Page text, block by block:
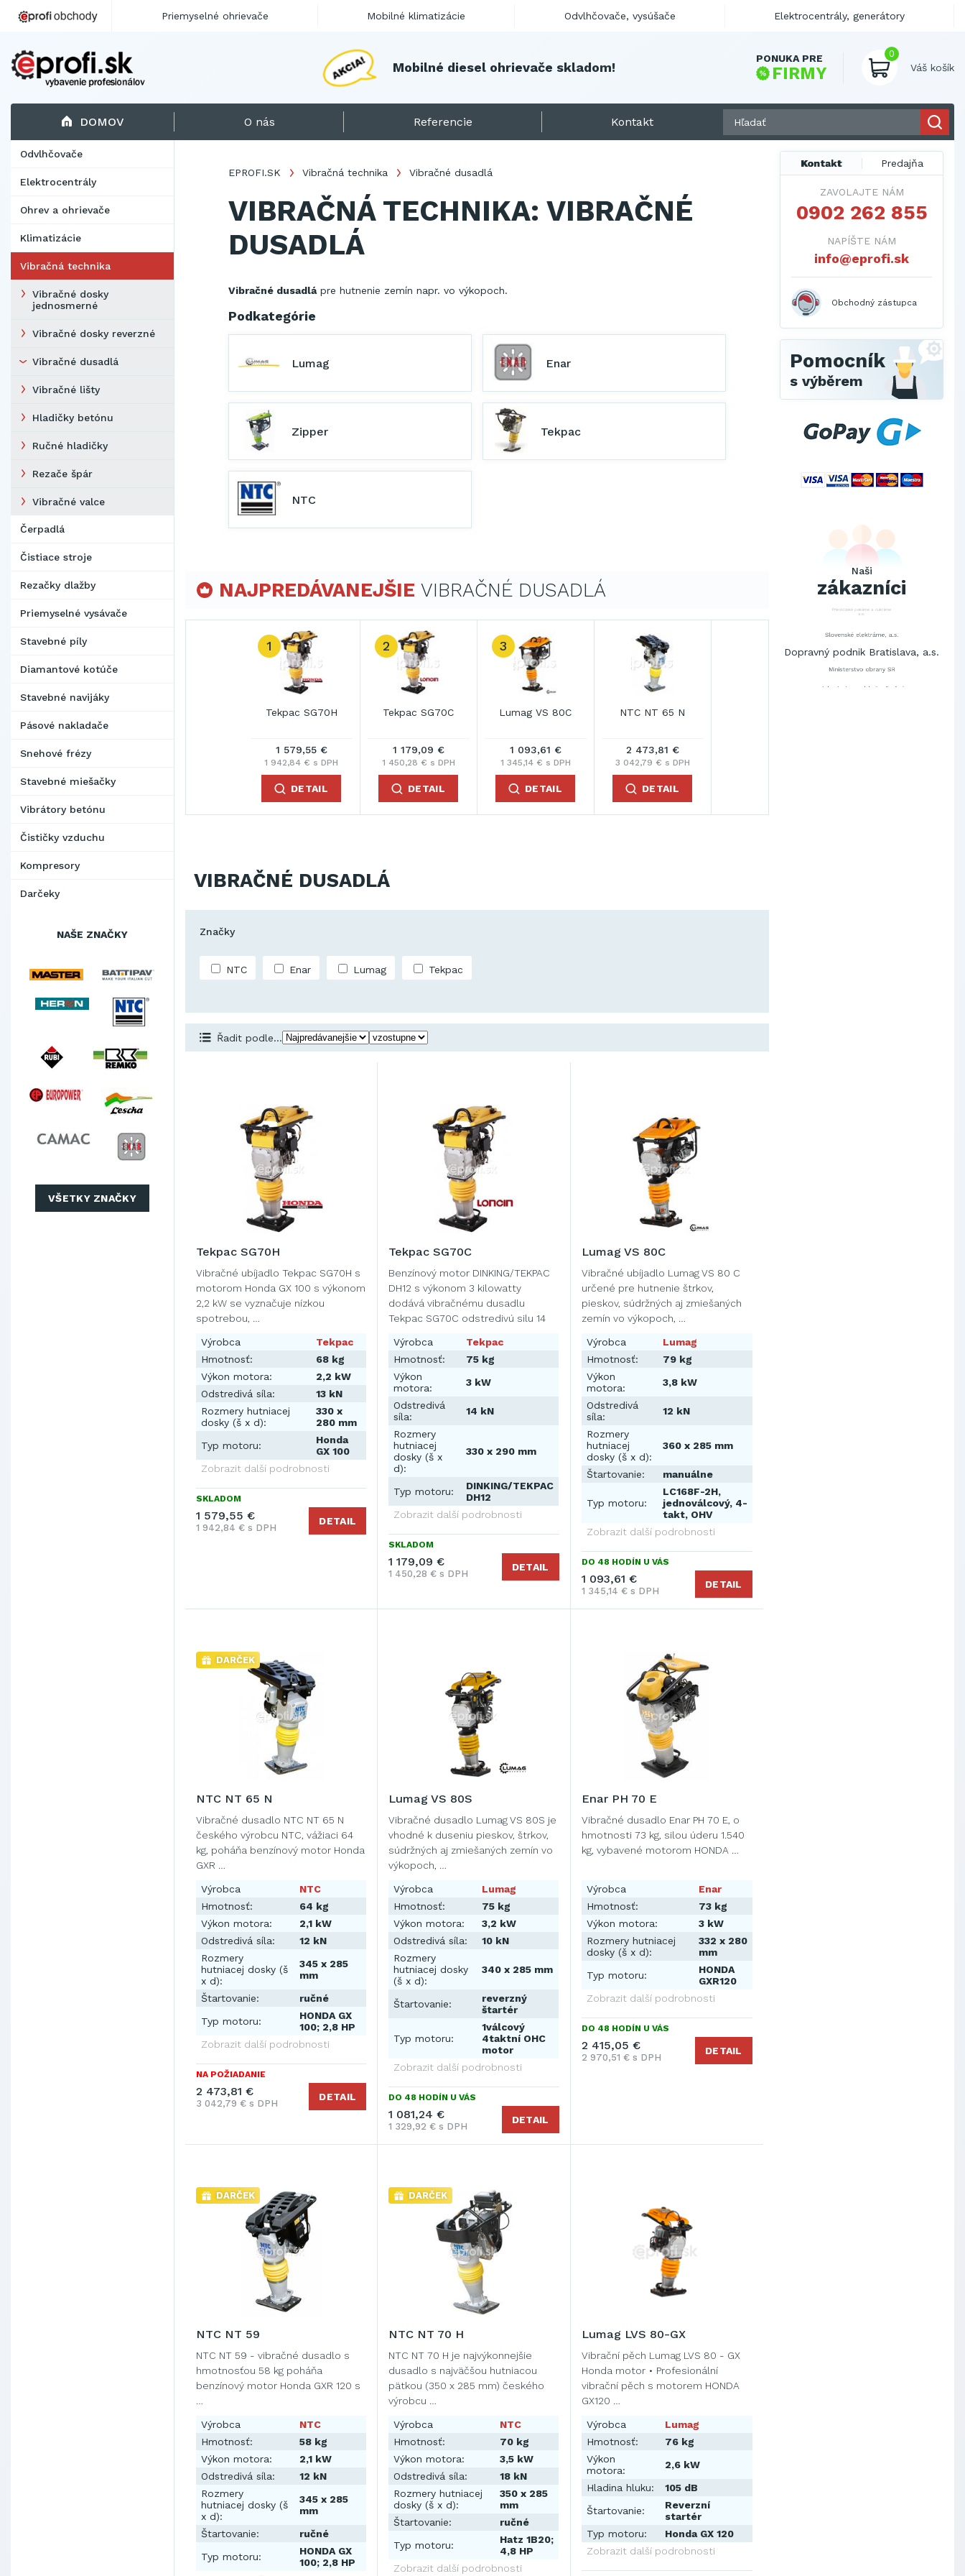
Mobilné diesel ohrievače skladom!
PONUKA PRE
FIRMY
0
Váš košík
DOMOV O nás Referencie Kontakt
Odvlhčovače
Elektrocentrály
Ohrev a ohrievače
Klimatizácie
Vibračná technika
Vibračné dosky
jednosmerné
Vibračné dosky reverzné
Vibračné dusadlá
Vibračné lišty
Hladičky betónu
Ručné hladičky
Rezače špár
Vibračné valce
Čerpadlá
Čistiace stroje
Rezačky dlažby
Priemyselné vysávače
Stavebné píly
Diamantové kotúče
Stavebné navijáky
Pásové nakladače
Snehové frézy
Stavebné miešačky
Vibrátory betónu
Čističky vzduchu
Kompresory
Darčeky
NAŠE ZNAČKY
VŠETKY ZNAČKY
EPROFI.SK Vibračná technika Vibračné dusadlá
VIBRAČNÁ TECHNIKA: VIBRAČNÉ
DUSADLÁ
Vibračné dusadlápre hutnenie zemín napr. vo výkopoch.
Podkategórie
Lumag Enar
Zipper Tekpac
NTC
NAJPREDÁVANEJŠIE VIBRAČNÉ DUSADLÁ
1
Tekpac SG70H
1 579,55 €
1 942,84 € s DPH
DETAIL
2
Tekpac SG70C
1 179,09 €
1 450,28 € s DPH
DETAIL
3
Lumag VS 80C
1 093,61 €
1 345,14 € s DPH
DETAIL
NTC NT 65 N
2 473,81 €
3 042,79 € s DPH
DETAIL
VIBRAČNÉ DUSADLÁ
Značky
NTC Enar Lumag Tekpac
Řadit podle...
Tekpac SG70H
Vibračné ubíjadlo Tekpac SG70H s
motorom Honda GX 100 s výkonom
2,2 kW se vyznačuje nízkou
spotrebou, …
Výrobca
Tekpac
Hmotnosť:
68 kg
Výkon motora:
2,2 kW
Odstredivá síla:
13 kN
Rozmery hutniacej
dosky (š x d):
330 x
280 mm
Typ motoru:
Honda
GX 100
Zobrazit další podrobnosti
SKLADOM
1 579,55 €
1 942,84 € s DPH
DETAIL
Tekpac SG70C
Benzínový motor DINKING/TEKPAC
DH12 s výkonom 3 kilowatty
dodává vibračnému dusadlu
Tekpac SG70C odstredivú silu 14
Výrobca
Tekpac
Hmotnosť:
75 kg
Výkon
motora:
3 kW
Odstredivá
síla:
14 kN
Rozmery
hutniacej
dosky (š x
d):
330 x 290 mm
Typ motoru:
DINKING/TEKPAC
DH12
Zobrazit další podrobnosti
SKLADOM
1 179,09 €
1 450,28 € s DPH
DETAIL
Lumag VS 80C
Vibračné ubíjadlo Lumag VS 80 C
určené pre hutnenie štrkov,
pieskov, súdržných aj zmiešaných
zemín vo výkopoch, …
Výrobca
Lumag
Hmotnosť:
79 kg
Výkon
motora:
3,8 kW
Odstredivá
síla:
12 kN
Rozmery
hutniacej
dosky (š x d):
360 x 285 mm
Štartovanie: manuálne
Typ motoru:
LC168F-2H,
jednoválcový, 4-
takt, OHV
Zobrazit další podrobnosti
DO 48 HODÍN U VÁS
1 093,61 €
1 345,14 € s DPH
DETAIL
DARČEK
NTC NT 65 N
Vibračné dusadlo NTC NT 65 N
českého výrobcu NTC, vážiaci 64
kg, poháňa benzínový motor Honda
GXR …
Výrobca
NTC
Hmotnosť:
64 kg
Výkon motora:
2,1 kW
Odstredivá síla:
12 kN
Rozmery
hutniacej dosky (š
x d):
345 x 285
mm
Štartovanie:
ručné
Typ motoru:
HONDA GX
100; 2,8 HP
Zobrazit další podrobnosti
NA POŽIADANIE
2 473,81 €
3 042,79 € s DPH
DETAIL
Lumag VS 80S
Vibračné dusadlo Lumag VS 80S je
vhodné k duseniu pieskov, štrkov,
súdržných aj zmiešaných zemín vo
výkopoch, …
Výrobca
Lumag
Hmotnosť:
75 kg
Výkon motora:
3,2 kW
Odstredivá síla:
10 kN
Rozmery
hutniacej dosky
(š x d):
340 x 285 mm
Štartovanie:
reverzný
štartér
Typ motoru:
1válcový
4taktní OHC
motor
Zobrazit další podrobnosti
DO 48 HODÍN U VÁS
1 081,24 €
1 329,92 € s DPH
DETAIL
Enar PH 70 E
Vibračné dusadlo Enar PH 70 E, o
hmotnosti 73 kg, silou úderu 1.540
kg, vybavené motorom HONDA …
Výrobca
Enar
Hmotnosť:
73 kg
Výkon motora:
3 kW
Rozmery hutniacej
dosky (š x d):
332 x 280
mm
Typ motoru:
HONDA
GXR120
Zobrazit další podrobnosti
DO 48 HODÍN U VÁS
2 415,05 €
2 970,51 € s DPH
DETAIL
DARČEK
NTC NT 59
NTC NT 59 - vibračné dusadlo s
hmotnosťou 58 kg poháňa
benzínový motor Honda GXR 120 s
…
Výrobca
NTC
Hmotnosť:
58 kg
Výkon motora:
2,1 kW
Odstredivá síla:
12 kN
Rozmery
hutniacej dosky (š
x d):
345 x 285
mm
Štartovanie:
ručné
Typ motoru:
HONDA GX
100; 2,8 HP
DARČEK
NTC NT 70 H
NTC NT 70 H je najvýkonnejšie
dusadlo s najväčšou hutniacou
pätkou (350 x 285 mm) českého
výrobcu …
Výrobca
NTC
Hmotnosť:
70 kg
Výkon motora:
3,5 kW
Odstredivá síla:
18 kN
Rozmery hutniacej
dosky (š x d):
350 x 285
mm
Štartovanie:
ručné
Typ motoru:
Hatz 1B20;
4,8 HP
Zobrazit další podrobnosti
Lumag LVS 80-GX
Vibrační pěch Lumag LVS 80 - GX
Honda motor • Profesionální
vibrační pěch s motorem HONDA
GX120 …
Výrobca
Lumag
Hmotnosť:
76 kg
Výkon
motora:
2,6 kW
Hladina hluku:
105 dB
Štartovanie:
Reverzní
startér
Typ motoru:
Honda GX 120
Zobrazit další podrobnosti
Kontakt Predajňa
ZAVOLAJTE NÁM
0902 262 855
NAPÍŠTE NÁM
info@eprofi.sk
Obchodný zástupca
Pomocník
s výběrem
Naši
zákazníci
Tatry Mountains Resorts, a.s.
Výskumný ústav chemických
OBAL-SERVIS, a.s. Košice
Prievidzské pekárne a cukrárne
Dopravný podnik Bratislava, a.s.
Ministerstvo obrany SR
Východoslovenská distribučná,
Priemyselné ohrievače Mobilné klimatizácie Odvlhčovače, vysúšače Elektrocentrály, generátory